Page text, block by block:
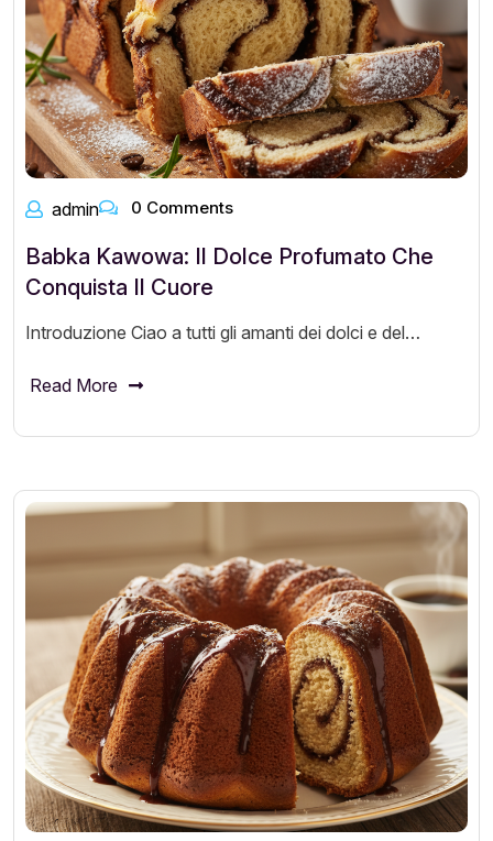
admin 0 Comments
Babka Kawowa: Il Dolce Profumato Che
Conquista Il Cuore
Introduzione Ciao a tutti gli amanti dei dolci e del…
Read More